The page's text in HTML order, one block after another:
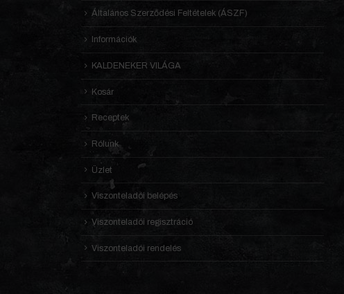
Általános Szerződési Feltételek (ÁSZF)
Információk
KALDENEKER VILÁGA
Kosár
Receptek
Rólunk
Üzlet
Viszonteladói belépés
Viszonteladói regisztráció
Viszonteladói rendelés